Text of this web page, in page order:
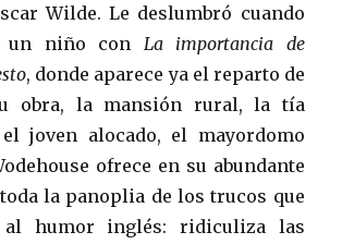
Wilde. Le deslumbró cuando
un niño con La importancia de
, donde aparece ya el reparto de
obra, la mansión rural, la tía
joven alocado, el mayordomo
ofrece en su abundante
la panoplia de los trucos que
al humor inglés: ridiculiza las